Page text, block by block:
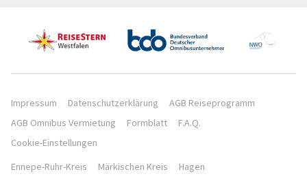
Vorteilsreisen
Weihnachtsmärkte
Winter- & Frühjahrsreisen
Mittelmeer & Fernreisen
Österreich & Schweiz
Östliche Länder
REISEZEITRAUM
REISEDAUER
Hauptsache weg
Hauptsache weg
8 Tage und mehr
Impressum Datenschutzerklärung
AGB Reiseprogramm
AGB Omnibus Vermietung
Formblatt
F.A.Q.
Cookie-Einstellungen
Ennepe-Ruhr-Kreis
Märkischen Kreis Hagen